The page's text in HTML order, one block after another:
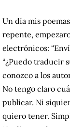
Un día mis
repente,
electrónicos:
“¿Puedo traducir
conozco a los
No tengo claro
publicar. Ni
quiero tener.